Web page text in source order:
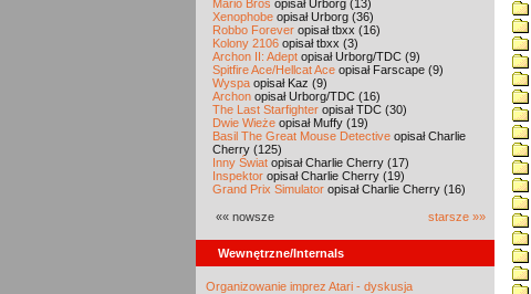
Mario Bros opisał Urborg (13)
Xenophobe opisał Urborg (36)
Robbo Forever opisał tbxx (16)
Kolony 2106 opisał tbxx (3)
Archon II: Adept opisał Urborg/TDC (9)
Spitfire Ace/Hellcat Ace opisał Farscape (9)
Wyspa opisał Kaz (9)
Archon opisał Urborg/TDC (16)
The Last Starfighter opisał TDC (30)
Dwie Wieże opisał Muffy (19)
Basil The Great Mouse Detective opisał Charlie
Cherry (125)
Inny Świat opisał Charlie Cherry (17)
Inspektor opisał Charlie Cherry (19)
Grand Prix Simulator opisał Charlie Cherry (16)
«« nowsze starsze »»
Wewnętrzne/Internals
Organizowanie imprez Atari - dyskusja